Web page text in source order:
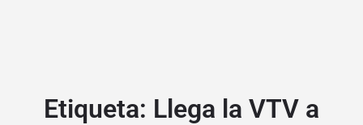
Etiqueta: Llega la VTV a